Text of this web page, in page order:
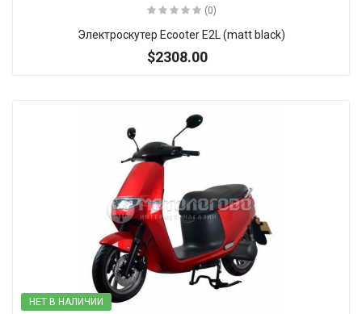
(0)
Электроскутер Ecooter E2L (matt black)
$2308.00
НЕТ В НАЛИЧИИ